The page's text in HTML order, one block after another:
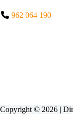
962 064 190
Copyright © 2026 |